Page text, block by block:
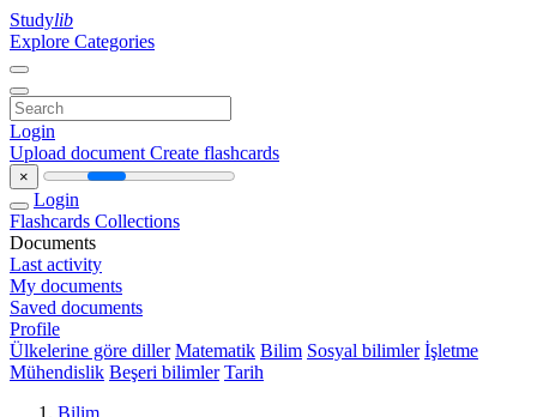
Studylib
Explore Categories
Login
Upload document Create flashcards
×
Login
Flashcards Collections
Documents
Last activity
My documents
Saved documents
Profile
Ülkelerine göre diller Matematik Bilim Sosyal bilimler İşletme
Mühendislik Beşeri bilimler Tarih
Bilim